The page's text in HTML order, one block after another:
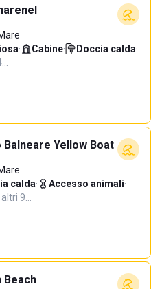
· Cabine· Doccia calda·
Balneare Yellow Boat
calda· Accesso animali·
9…
Beach